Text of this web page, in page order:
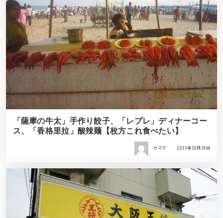
「薩摩の牛太」手作り餃子、「レプレ」ディナーコー
ス、「香格里拉」酸辣麺【枚方これ食べたい】
カズマ 2013年10月26日